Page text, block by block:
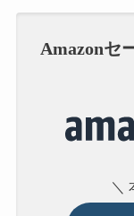
Amazonセ
＼